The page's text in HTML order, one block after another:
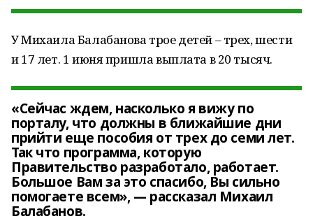
У Михаила Балабанова трое детей – трех, шести
и 17 лет. 1 июня пришла выплата в 20 тысяч.
«Сейчас ждем, насколько я вижу по
порталу, что должны в ближайшие дни
прийти еще пособия от трех до семи лет.
Так что программа, которую
Правительство разработало, работает.
Большое Вам за это спасибо, Вы сильно
помогаете всем», — рассказал Михаил
Балабанов.